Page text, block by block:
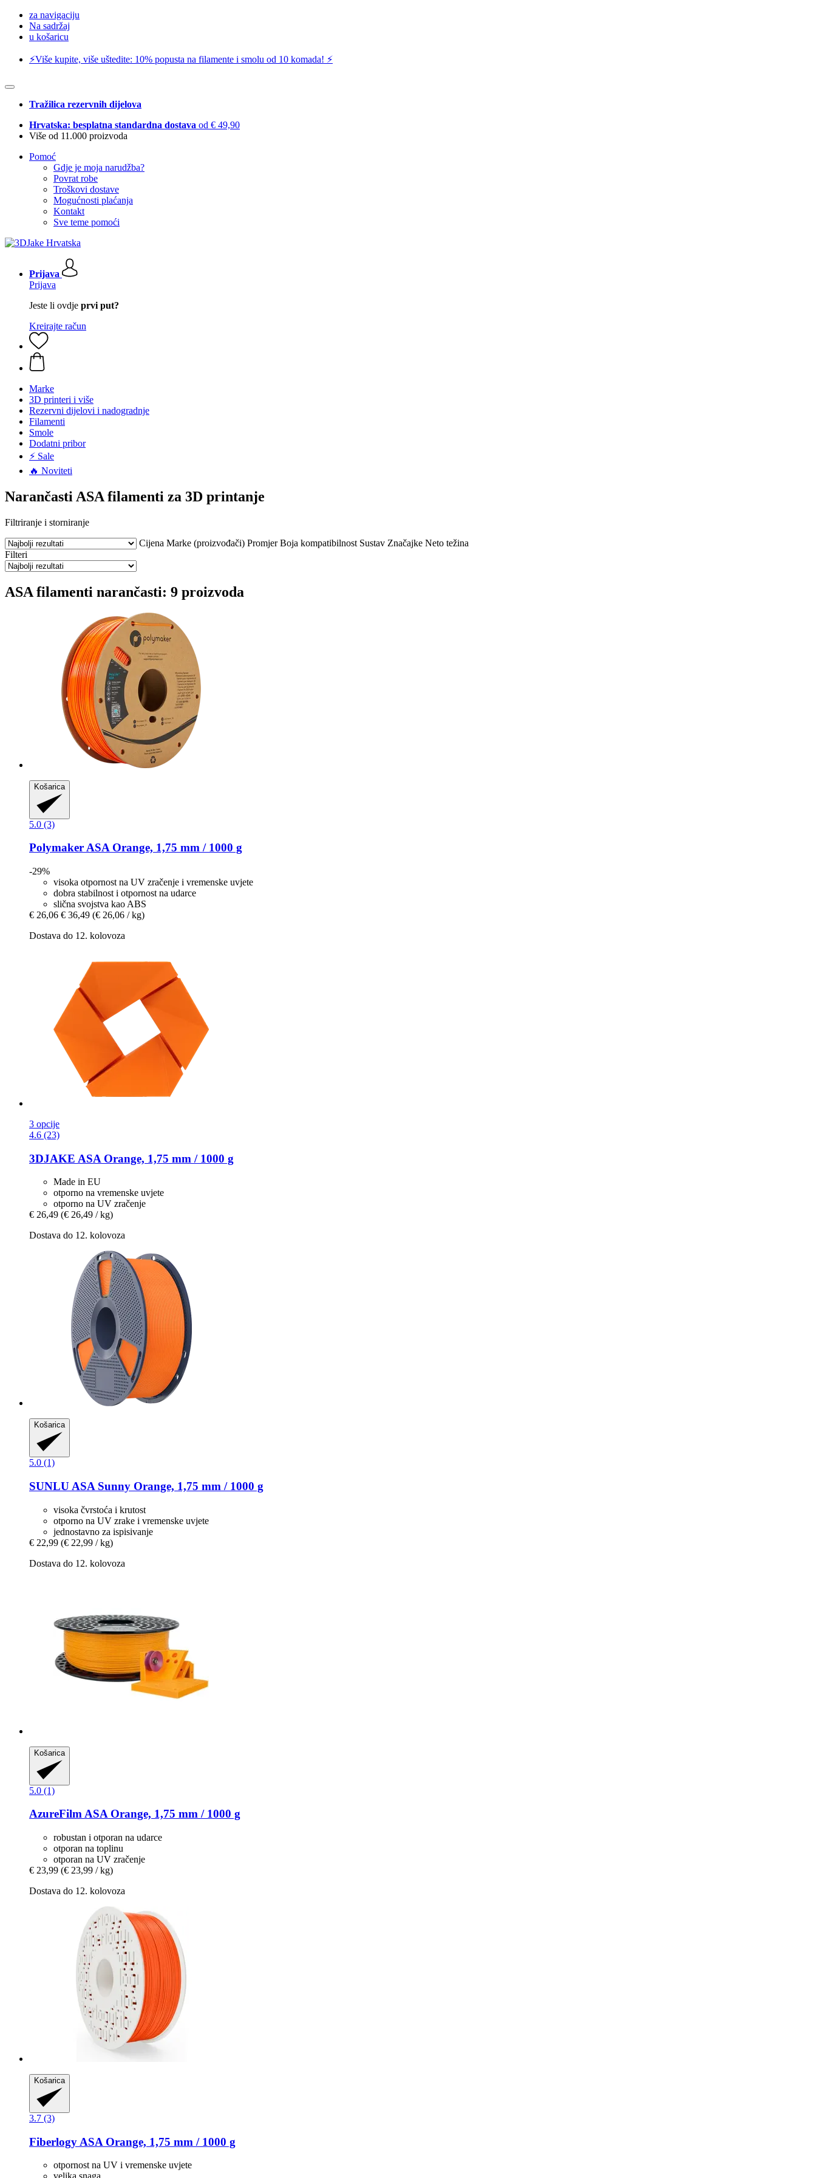
za navigaciju
Na sadržaj
u košaricu
⚡️Više kupite, više uštedite: 10% popusta na filamente i smolu od 10 komada! ⚡️
Tražilica rezervnih dijelova
Hrvatska: besplatna standardna dostava od € 49,90
Više od 11.000 proizvoda
Pomoć
Gdje je moja narudžba?
Povrat robe
Troškovi dostave
Mogućnosti plaćanja
Kontakt
Sve teme pomoći
Prijava
Prijava
Jeste li ovdje prvi put?
Kreirajte račun
Marke
3D printeri i više
Rezervni dijelovi i nadogradnje
Filamenti
Smole
Dodatni pribor
⚡ Sale
🔥 Noviteti
Narančasti ASA filamenti za 3D printanje
Filtriranje i storniranje
Cijena Marke (proizvođači) Promjer Boja kompatibilnost Sustav Značajke Neto težina
Filteri
ASA filamenti narančasti: 9 proizvoda
Košarica
5.0 (3)
PolymakerASA Orange, 1,75 mm / 1000 g
-29%
visoka otpornost na UV zračenje i vremenske uvjete
dobra stabilnost i otpornost na udarce
slična svojstva kao ABS
€ 26,06 € 36,49 (€ 26,06 / kg)
Dostava do 12. kolovoza
3 opcije
4.6 (23)
3DJAKE ASA Orange, 1,75 mm / 1000 g
Made in EU
otporno na vremenske uvjete
otporno na UV zračenje
€ 26,49 (€ 26,49 / kg)
Dostava do 12. kolovoza
Košarica
5.0 (1)
SUNLU ASA Sunny Orange, 1,75 mm / 1000 g
visoka čvrstoća i krutost
otporno na UV zrake i vremenske uvjete
jednostavno za ispisivanje
€ 22,99 (€ 22,99 / kg)
Dostava do 12. kolovoza
Košarica
5.0 (1)
AzureFilmASA Orange, 1,75 mm / 1000 g
robustan i otporan na udarce
otporan na toplinu
otporan na UV zračenje
€ 23,99 (€ 23,99 / kg)
Dostava do 12. kolovoza
Košarica
3.7 (3)
Fiberlogy ASA Orange, 1,75 mm / 1000 g
otpornost na UV i vremenske uvjete